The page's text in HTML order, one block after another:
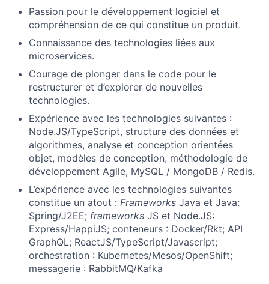
Passion pour le développement logiciel et
compréhension de ce qui constitue un produit.
Connaissance des technologies liées aux
microservices.
Courage de plonger dans le code pour le
restructurer et d’explorer de nouvelles
technologies.
Expérience avec les technologies suivantes :
Node.JS/TypeScript, structure des données et
algorithmes, analyse et conception orientées
objet, modèles de conception, méthodologie de
développement Agile, MySQL / MongoDB / Redis.
L’expérience avec les technologies suivantes
constitue un atout : Frameworks Java et Java:
Spring/J2EE; frameworks JS et Node.JS:
Express/HappiJS; conteneurs : Docker/Rkt; API
GraphQL; ReactJS/TypeScript/Javascript;
orchestration : Kubernetes/Mesos/OpenShift;
messagerie : RabbitMQ/Kafka